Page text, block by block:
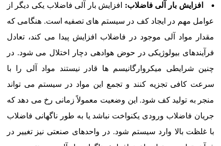
افزایش بار آلی فاضلاب:
افزایش بار آلی فاضلاب یکی دیگر از
عوامل مهم در ایجاد کف در سیستم های تصفیه است. هنگامی که
مقدار مواد آلی موجود در فاضلاب افزایش پیدا می کند، تعادل
فرآیندهای بیولوژیکی در حوض هوادهی دچار اختلال می شود. در
چنین شرایطی میکروارگانیسم ها قادر نیستند مواد آلی را با
سرعت کافی تجزیه کنند و تجمع این مواد در سیستم می تواند
منجر به تولید کف شود. این وضعیت معمولاً زمانی رخ می دهد که
جریان فاضلاب ورودی یکنواخت نباشد یا به طور ناگهانی فاضلاب
با غلظت بالا وارد سیستم شود. در واحدهای صنعتی نیز تغییر در